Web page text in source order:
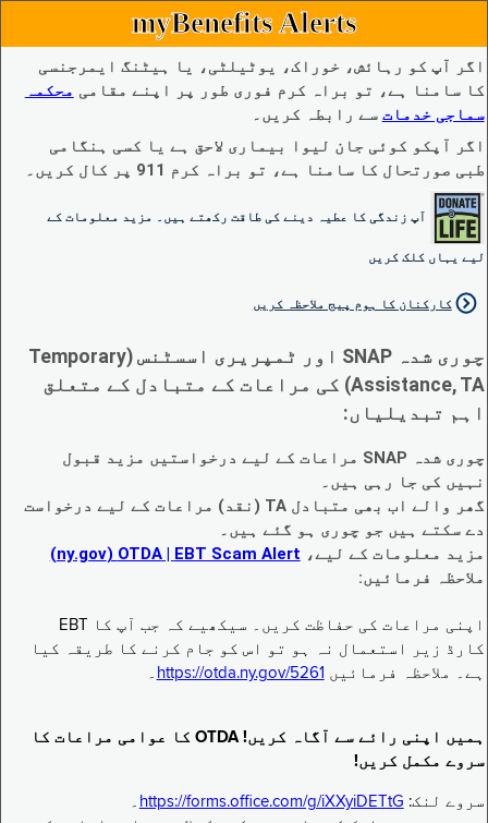
myBenefits Alerts
اگر آپ کو رہائش، خوراک، یوٹیلٹی، یا ہیٹنگ ایمرجنسی
کا سامنا ہے، تو براہ کرم فوری طور پر اپنے مقامی محکمہ
سماجی خدمات سے رابطہ کریں۔
اگر آپکو کوئی جان لیوا بیماری لاحق ہے یا کسی ہنگامی
طبی صورتحال کا سامنا ہے، تو براہ کرم 911 پر کال کریں۔
آپ زندگی کا عطیہ دینے کی طاقت رکھتے ہیں۔ مزید معلومات کے
لیے یہاں کلک کریں
کارکنان کا ہوم پیج ملاحظہ کریں
چوری شدہ SNAP اور ٹمپریری اسسٹنس (Temporary
Assistance, TA) کی مراعات کے متبادل کے متعلق
اہم تبدیلیاں:
چوری شدہ SNAP مراعات کے لیے درخواستیں مزید قبول
نہیں کی جا رہی ہیں۔
گھر والے اب بھی متبادل TA (نقد) مراعات کے لیے درخواست
دے سکتے ہیں جو چوری ہو گئے ہیں۔
مزید معلومات کے لیے، EBT Scam Alert ‏| OTDA ‏(ny.gov)
ملاحظہ فرمائیں:
اپنی مراعات کی حفاظت کریں۔ سیکھیے کہ جب آپ کا EBT
کارڈ زیر استعمال نہ ہو تو اس کو جام کرنے کا طریقہ کیا
ہے۔ ملاحظہ فرمائیں https://otda.ny.gov/5261 ۔
ہمیں اپنی رائے سے آگاہ کریں! OTDA کا عوامی مراعات کا
سروے مکمل کریں!
سروے لنک: https://forms.office.com/g/iXXyiDETtG ۔